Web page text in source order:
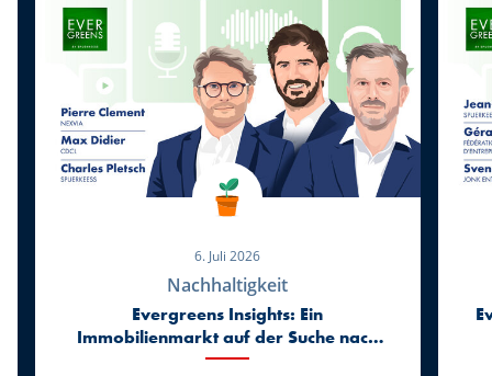
6. Juli 2026
Nachhaltigkeit
Evergreens Insights: Ein
Immobilienmarkt auf der Suche nach
Vertrauen